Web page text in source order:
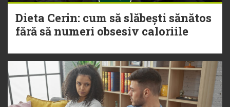
Dieta Cerin: cum să slăbești sănătos
fără să numeri obsesiv caloriile